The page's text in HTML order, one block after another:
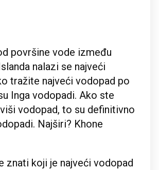
površine vode između
nalazi se najveći
tražite najveći vodopad po
Inga vodopadi. Ako ste
vodopad, to su definitivno
Najširi? Khone
znati koji je najveći vodopad